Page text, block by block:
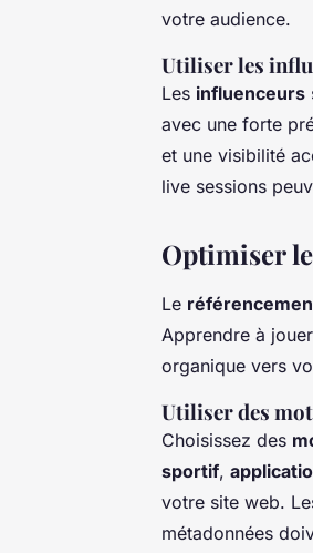
votre audience.
Utiliser les
Les influenceurs
avec une forte
et une visibilité
live sessions
Optimiser
Le
Apprendre à
organique vers
Utiliser des
Choisissez des
sportif,
votre site web.
métadonnées